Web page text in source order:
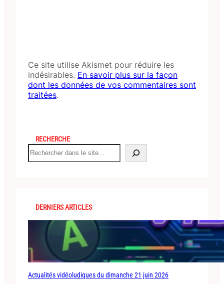
Ce site utilise Akismet pour réduire les
indésirables. En savoir plus sur la façon
dont les données de vos commentaires sont
traitées.
RECHERCHE
S
e
DERNIERS ARTICLES
Actualités vidéoludiques du dimanche 21 juin 2026